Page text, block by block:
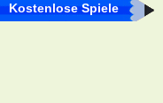
Kostenlose Spiele